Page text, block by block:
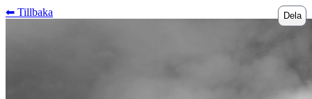
⬅︎ Tillbaka Dela